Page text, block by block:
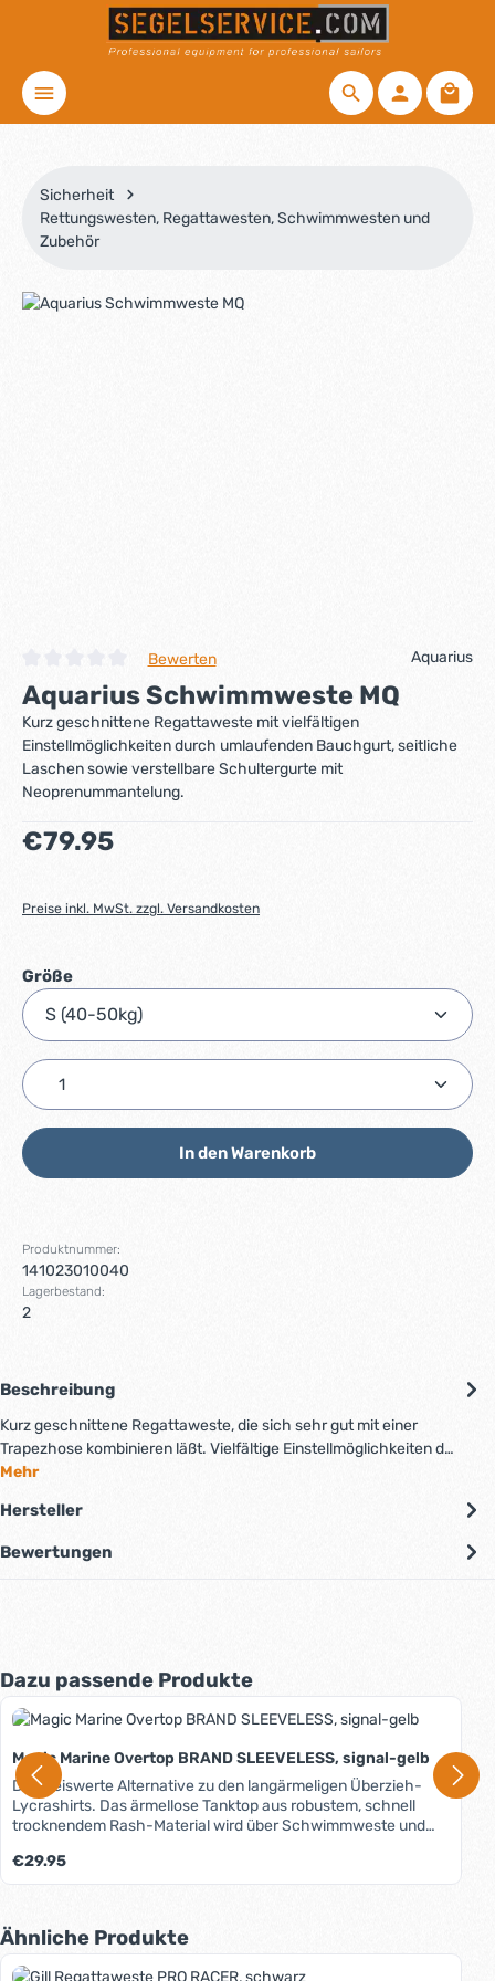
Zum Hauptinhalt springen
Sicherheit
Rettungswesten, Regattawesten, Schwimmwesten und
Zubehör
Bildergalerie überspringen
Durchschnittliche Bewertung von 0 von 5 Sternen
Bewerten Aquarius
Aquarius Schwimmweste MQ
Kurz geschnittene Regattaweste mit vielfältigen
Einstellmöglichkeiten durch umlaufenden Bauchgurt, seitliche
Laschen sowie verstellbare Schultergurte mit
Neoprenummantelung.
Regulärer Preis:
€79.95
Preise inkl. MwSt. zzgl. Versandkosten
Größeauswählen
Produkt Anzahl: Gib den gewünschten Wert ein
In den Warenkorb
Produktnummer:
141023010040
Lagerbestand:
2
Beschreibung
Kurz geschnittene Regattaweste, die sich sehr gut mit einer
Trapezhose kombinieren läßt. Vielfältige Einstellmöglichkeiten d…
Mehr
Hersteller
Bewertungen
Produktgalerie überspringen
Dazu passende Produkte
Magic Marine Overtop BRAND SLEEVELESS, signal-gelb
Die preiswerte Alternative zu den langärmeligen Überzieh-
Lycrashirts. Das ärmellose Tanktop aus robustem, schnell
trocknendem Rash-Material wird über Schwimmweste und
Schoten, Strecker oder andere Leinen an der Ausrüstung bzw.
Bekleidung verhaken. Nebenbei schützt es effektiv vor UV-
es keiner unterschiedlichen Größen bedarf. Das Brand-
Overtop ist bedruckbar und eignet sich, da es ja "über allem"
getragen wird, perfekt als Werbeträger.
Regulärer Preis:
€29.95
Produktgalerie überspringen
Ähnliche Produkte